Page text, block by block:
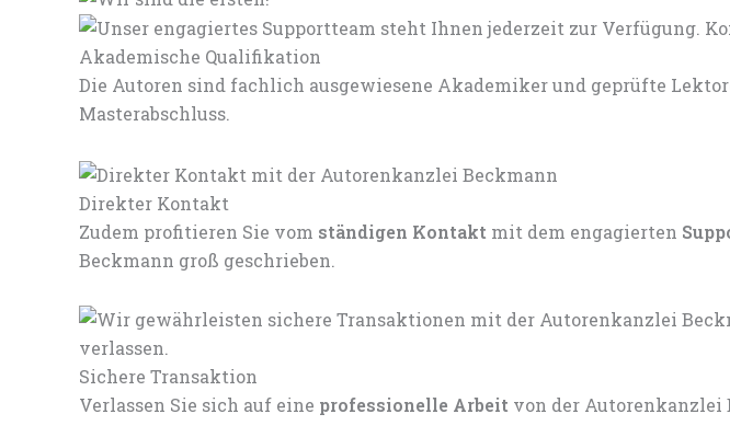
Akademische Qualifikation
Die Autoren sind fachlich ausgewiesene Akademiker und geprüfte
Masterabschluss.
Direkter Kontakt
Zudem profitieren Sie vom ständigen Kontakt mit dem engagierten
Beckmann groß geschrieben.
Sichere Transaktion
Verlassen Sie sich auf eine professionelle Arbeit von der Autorenkanzlei